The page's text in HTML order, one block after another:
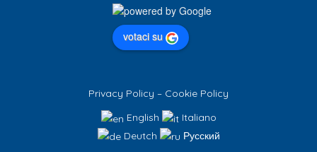
votaci su
Privacy Policy – Cookie Policy
English
Italiano
Deutch
Русский